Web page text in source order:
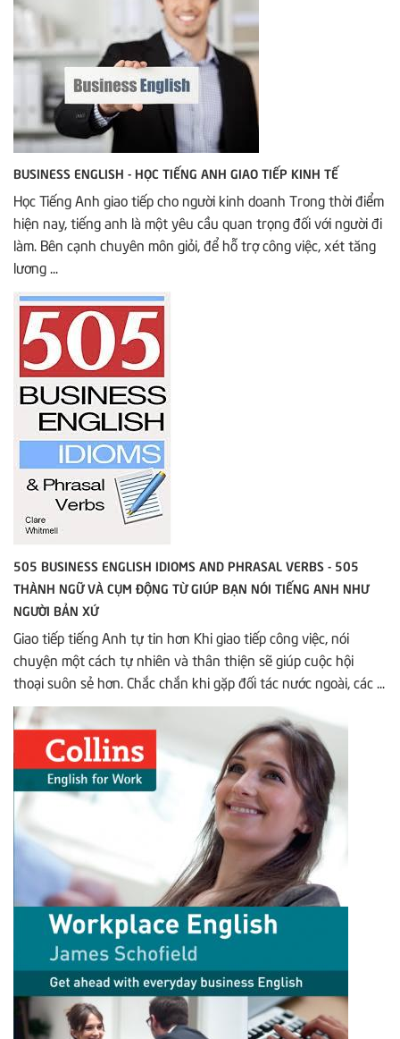
BUSINESS ENGLISH - HỌC TIẾNG ANH GIAO TIẾP KINH TẾ
Học Tiếng Anh giao tiếp cho người kinh doanh Trong thời điểm
hiện nay, tiếng anh là một yêu cầu quan trọng đối với người đi
làm. Bên cạnh chuyên môn giỏi, để hỗ trợ công việc, xét tăng
lương ...
505 BUSINESS ENGLISH IDIOMS AND PHRASAL VERBS - 505
THÀNH NGỮ VÀ CỤM ĐỘNG TỪ GIÚP BẠN NÓI TIẾNG ANH NHƯ
NGƯỜI BẢN XỨ
Giao tiếp tiếng Anh tự tin hơn Khi giao tiếp công việc, nói
chuyện một cách tự nhiên và thân thiện sẽ giúp cuộc hội
thoại suôn sẻ hơn. Chắc chắn khi gặp đối tác nước ngoài, các ...